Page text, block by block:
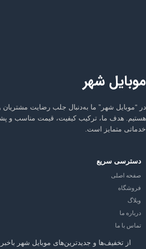
موبایل شهر
در “موبایل شهر” ما به‌دنبال جلب رضایت مشتریان
هستیم. هدف ما، ترکیب کیفیت، قیمت مناسب و
خدماتی متمایز است.
دسترسی سریع
صفحه اصلی
فروشگاه
وبلاگ
درباره ما
تماس با ما
از تخفیف‌ها و جدیدترین‌های موبایل شهر